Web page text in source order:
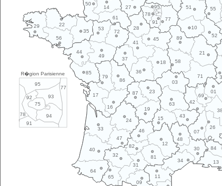
R�gion Parisienne
77
78
91
95
93
75
94
92
10
11
12
13
14
15
16
17
18
19
21
22
23
24
26
27
28
29
30
31
32
33
34
35
36
37
40
41
42
43
44
45
46
47
48
49
50
51
52
53
55
56
58
61
63
64
65
69
01
03
07
09
71
72
77
78
79
81
82 84
85
86
87
89
91
95